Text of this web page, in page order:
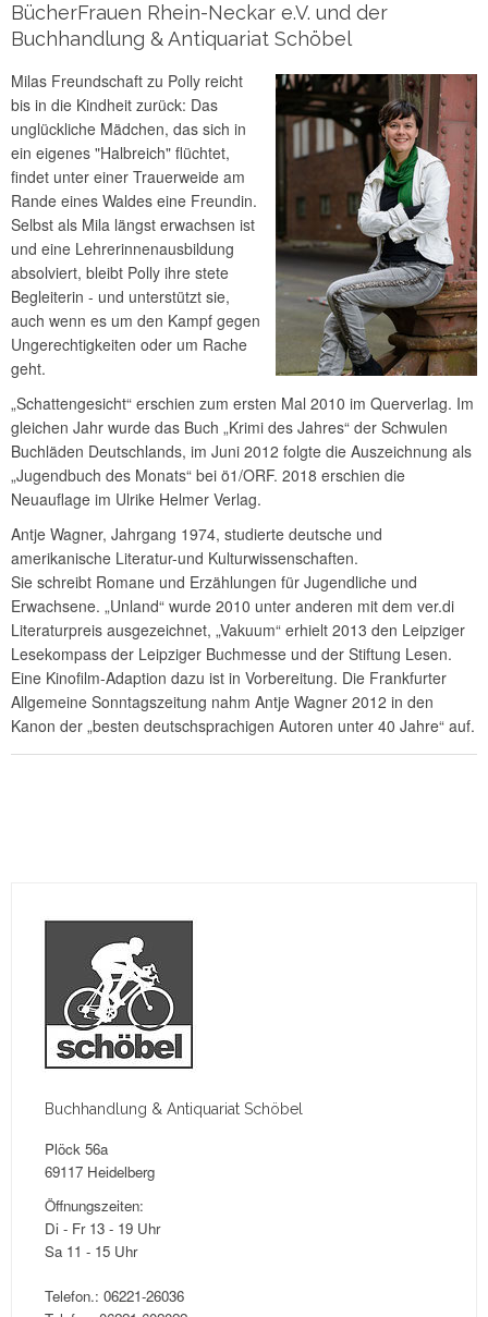
BücherFrauen Rhein-Neckar e.V. und der
Buchhandlung & Antiquariat Schöbel
Milas Freundschaft zu Polly reicht
bis in die Kindheit zurück: Das
unglückliche Mädchen, das sich in
ein eigenes "Halbreich" flüchtet,
findet unter einer Trauerweide am
Rande eines Waldes eine Freundin.
Selbst als Mila längst erwachsen ist
und eine Lehrerinnenausbildung
absolviert, bleibt Polly ihre stete
Begleiterin - und unterstützt sie,
auch wenn es um den Kampf gegen
Ungerechtigkeiten oder um Rache
geht.
„Schattengesicht“ erschien zum ersten Mal 2010 im Querverlag. Im
gleichen Jahr wurde das Buch „Krimi des Jahres“ der Schwulen
Buchläden Deutschlands, im Juni 2012 folgte die Auszeichnung als
„Jugendbuch des Monats“ bei ö1/ORF. 2018 erschien die
Neuauflage im Ulrike Helmer Verlag.
Antje Wagner, Jahrgang 1974, studierte deutsche und
amerikanische Literatur-und Kulturwissenschaften.
Sie schreibt Romane und Erzählungen für Jugendliche und
Erwachsene. „Unland“ wurde 2010 unter anderen mit dem ver.di
Literaturpreis ausgezeichnet, „Vakuum“ erhielt 2013 den Leipziger
Lesekompass der Leipziger Buchmesse und der Stiftung Lesen.
Eine Kinofilm-Adaption dazu ist in Vorbereitung. Die Frankfurter
Allgemeine Sonntagszeitung nahm Antje Wagner 2012 in den
Kanon der „besten deutschsprachigen Autoren unter 40 Jahre“ auf.
Buchhandlung & Antiquariat Schöbel
Plöck 56a
69117 Heidelberg
Öffnungszeiten:
Di - Fr 13 - 19 Uhr
Sa 11 - 15 Uhr
Telefon.: 06221-26036